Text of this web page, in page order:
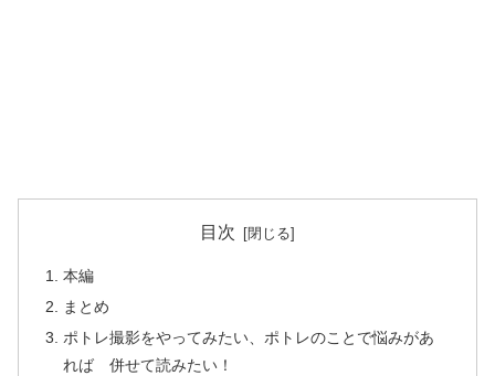
目次
本編
まとめ
ポトレ撮影をやってみたい、ポトレのことで悩みがあ
れば 併せて読みたい！